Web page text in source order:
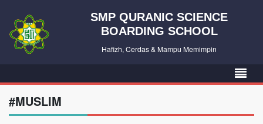
SMP QURANIC SCIENCE
BOARDING SCHOOL
Hafizh, Cerdas & Mampu Memimpin
#MUSLIM